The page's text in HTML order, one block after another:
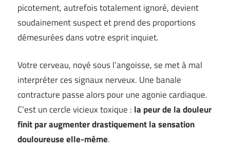
picotement, autrefois totalement ignoré, devient
soudainement suspect et prend des proportions
démesurées dans votre esprit inquiet.
Votre cerveau, noyé sous l’angoisse, se met à mal
interpréter ces signaux nerveux. Une banale
contracture passe alors pour une agonie cardiaque.
C’est un cercle vicieux toxique : la peur de la douleur
finit par augmenter drastiquement la sensation
douloureuse elle-même.